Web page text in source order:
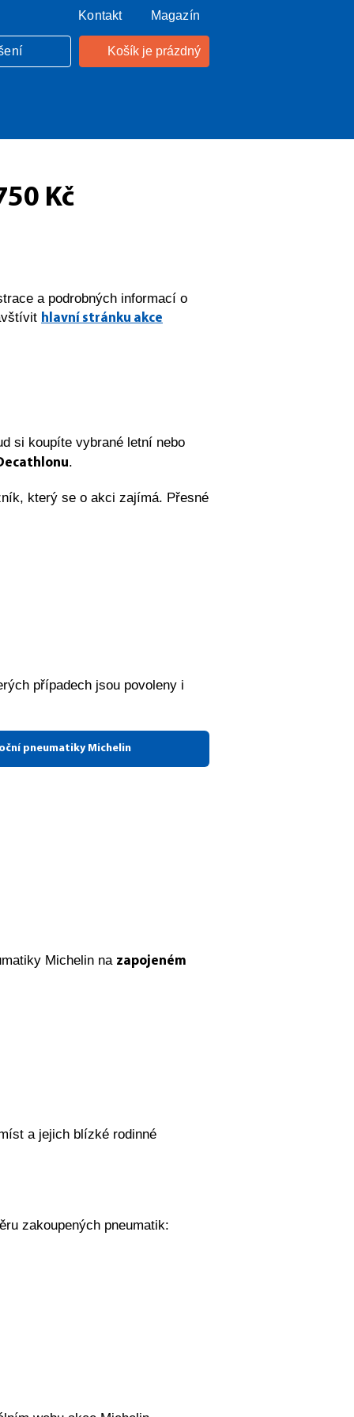
Košík je prázdný
Kontakt Magazín
Kč
a podrobných informací o
hlavní stránku akce
si koupíte vybrané letní nebo
.
který se o akci zajímá. Přesné
případech jsou povoleny i
pneumatiky Michelin
Michelin na zapojeném
a jejich blízké rodinné
zakoupených pneumatik: